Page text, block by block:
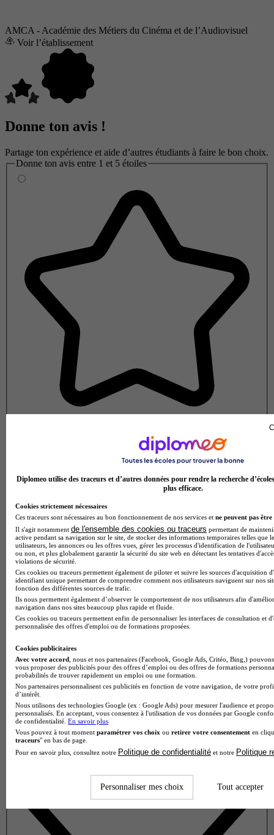
AMCA - Académie des Métiers du Cinéma et de l’Audiovisuel
Voir l’établissement
Donne ton avis !
Partage ton expérience et aide d’autres étudiants à faire le bon choix.
Donne ton avis entre 1 et 5 étoiles
Note de 2 sur 5
Diplomeo utilise des traceurs et d’autres données pour rendre la recherche
plus efficace.
Cookies strictement nécessaires
Ces traceurs sont nécessaires au bon fonctionnement de nos services et ne peuvent pas être
Il s'agit notamment de l'ensemble des cookies ou traceurs permettant de
active pendant sa navigation sur le site, de stocker des informations temporaires telles que
utilisateurs, les annonces ou les offres vues, gérer les processus d'identification de
ou non, et plus globalement garantir la sécurité du site web en détectant les tentatives
violations de sécurité.
Ces cookies ou traceurs permettent également de piloter et suivre les sources d'acquisition
identifiant unique permettant de comprendre comment nos utilisateurs naviguent sur nos
fonction des différentes sources de trafic.
Ils nous permettent également d’observer le comportement de nos utilisateurs afin
navigation dans nos sites beaucoup plus rapide et fluide.
Ces cookies ou traceurs permettent enfin de personnaliser les interfaces de consultation et
personnalisée des offres d'emploi ou de formations proposées.
Cookies publicitaires
Avec votre accord , nous et nos partenaires (Facebook, Google Ads, Critéo, Bing,)
vous proposer des publicités pour des offres d’emploi ou des offres de formations
probabilités de trouver rapidement un emploi ou une formation.
Nos partenaires personnalisent ces publicités en fonction de votre navigation, de votre
d’intérêt.
Nous utilisons des technologies Google (ex : Google Ads) pour mesurer l'audience et
personnalisés. En acceptant, vous consentez à l'utilisation de vos données par Google
de confidentialité. En savoir plus
Vous pouvez à tout moment paramétrer vos choix ou retirer votre consentement en
traceurs" en bas de page.
Pour en savoir plus, consultez notre Politique de confidentialité et notre Politique
Personnaliser mes choix Tout accepter